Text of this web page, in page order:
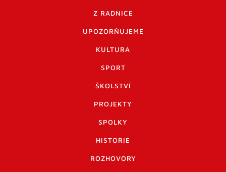
Z RADNICE
UPOZORŇUJEME
KULTURA
SPORT
ŠKOLSTVÍ
PROJEKTY
SPOLKY
HISTORIE
ROZHOVORY